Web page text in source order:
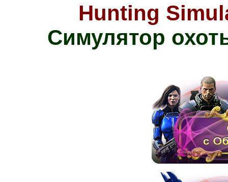
Hunting
Симулятор